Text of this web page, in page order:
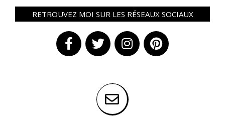
RETROUVEZ MOI SUR LES RÉSEAUX SOCIAUX